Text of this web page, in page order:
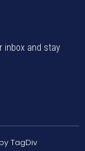
inbox and stay
TagDiv